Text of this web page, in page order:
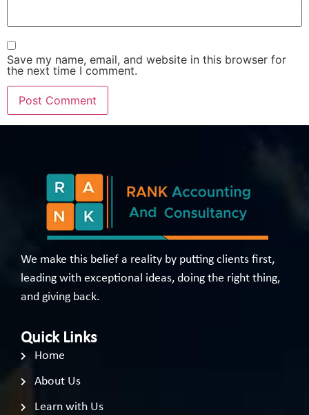
Save my name, email, and website in this browser for
the next time I comment.
We make this belief a reality by putting clients first,
leading with exceptional ideas, doing the right thing,
and giving back.
Quick Links
Home
About Us
Learn with Us